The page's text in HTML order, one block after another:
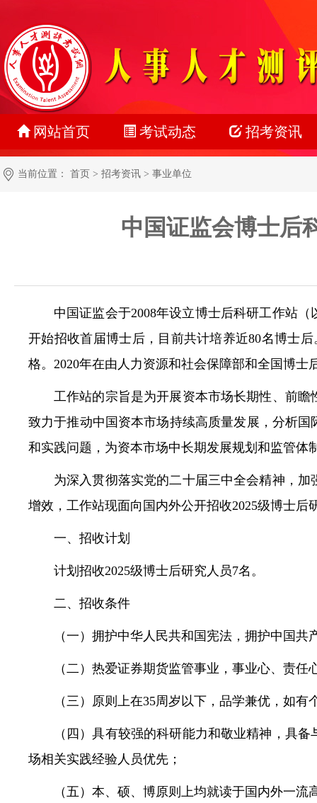
网站首页 考试动态
最新动态
准考证打印
名单公示
报考指南
常见问题
招考资讯
教师系统
社会招聘
校园招聘
当前位置： 首页 > 招考资讯 > 事业单位
中国证监会博士后
中国证监会于2008年设立博士后科研工作站
开始招收首届博士后，目前共计培养近80名博士
格。2020年在由人力资源和社会保障部和全国博
工作站的宗旨是为开展资本市场长期性、前
致力于推动中国资本市场持续高质量发展，分析
和实践问题，为资本市场中长期发展规划和监管
为深入贯彻落实党的二十届三中全会精神，
增效，工作站现面向国内外公开招收2025级博士
一、招收计划
计划招收2025级博士后研究人员7名。
二、招收条件
（一）拥护中华人民共和国宪法，拥护中国
（二）热爱证券期货监管事业，事业心、责
（三）原则上在35周岁以下，品学兼优，如
（四）具有较强的科研能力和敬业精神，具
场相关实践经验人员优先；
（五）本、硕、博原则上均就读于国内外一流